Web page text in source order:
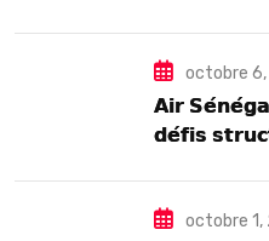
octobre
𝗔𝗶𝗿
𝗱𝗲́𝗳𝗶𝘀
octobre 1,